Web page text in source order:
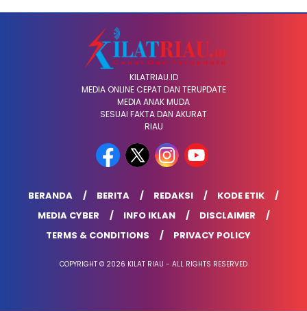
KILATRIAU.ID
MEDIA ONLINE CEPAT DAN TERUPDATE
MEDIA ANAK MUDA
SESUAI FAKTA DAN AKURAT
RIAU
BERANDA BERITA REDAKSI
KODE ETIK
MEDIA CYBER
INFO IKLAN
DISCLAIMER
TERMS & CONDITIONS
PRIVACY POLICY
COPYRIGHT © 2026 KILAT RIAU - ALL RIGHTS RESERVED